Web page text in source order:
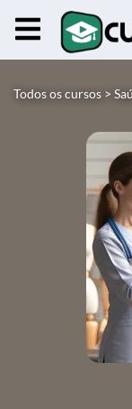
Todos os cursos >